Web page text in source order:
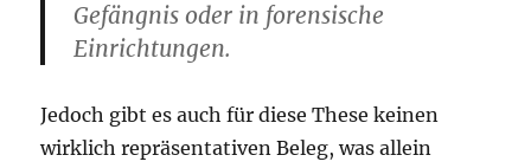
Gefängnis oder in forensische
Einrichtungen.
Jedoch gibt es auch für diese These keinen
wirklich repräsentativen Beleg, was allein